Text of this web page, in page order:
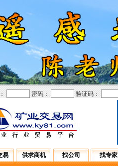
密码： 验证码：
易 供求商机 找公司 找专家